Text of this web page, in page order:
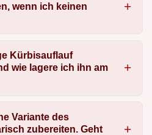
wenn ich keinen
Kürbisauflauf
wie lagere ich ihn am
Variante des
zubereiten. Geht